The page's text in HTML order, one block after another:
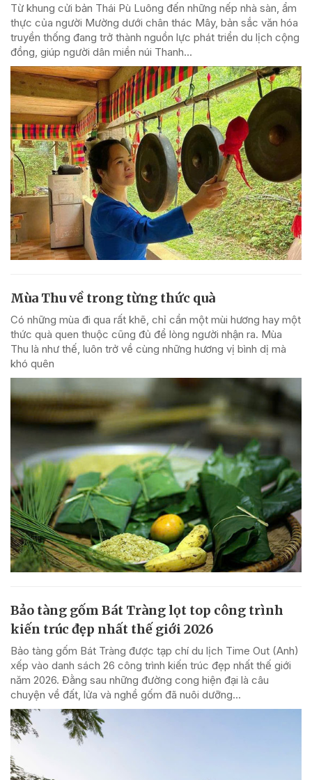
Từ khung cửi bản Thái Pù Luông đến những nếp nhà sàn, ẩm
thực của người Mường dưới chân thác Mây, bản sắc văn hóa
truyền thống đang trở thành nguồn lực phát triển du lịch cộng
đồng, giúp người dân miền núi Thanh...
Mùa Thu về trong từng thức quà
Có những mùa đi qua rất khẽ, chỉ cần một mùi hương hay một
thức quà quen thuộc cũng đủ để lòng người nhận ra. Mùa
Thu là như thế, luôn trở về cùng những hương vị bình dị mà
khó quên
Bảo tàng gốm Bát Tràng lọt top công trình
kiến trúc đẹp nhất thế giới 2026
Bảo tàng gốm Bát Tràng được tạp chí du lịch Time Out (Anh)
xếp vào danh sách 26 công trình kiến trúc đẹp nhất thế giới
năm 2026. Đằng sau những đường cong hiện đại là câu
chuyện về đất, lửa và nghề gốm đã nuôi dưỡng...